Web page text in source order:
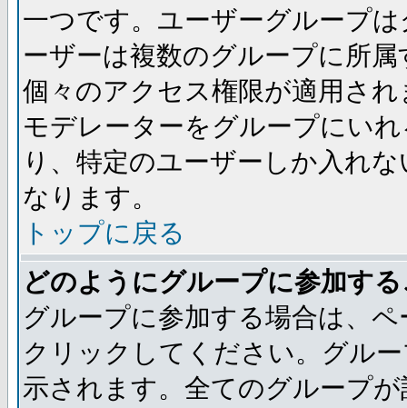
一つです。ユーザーグループ
ーザーは複数のグループに所
個々のアクセス権限が適用さ
モデレーターをグループにい
り、特定のユーザーしか入れ
なります。
トップに戻る
どのようにグループに参加す
グループに参加する場合は、
クリックしてください。グル
示されます。全てのグループ